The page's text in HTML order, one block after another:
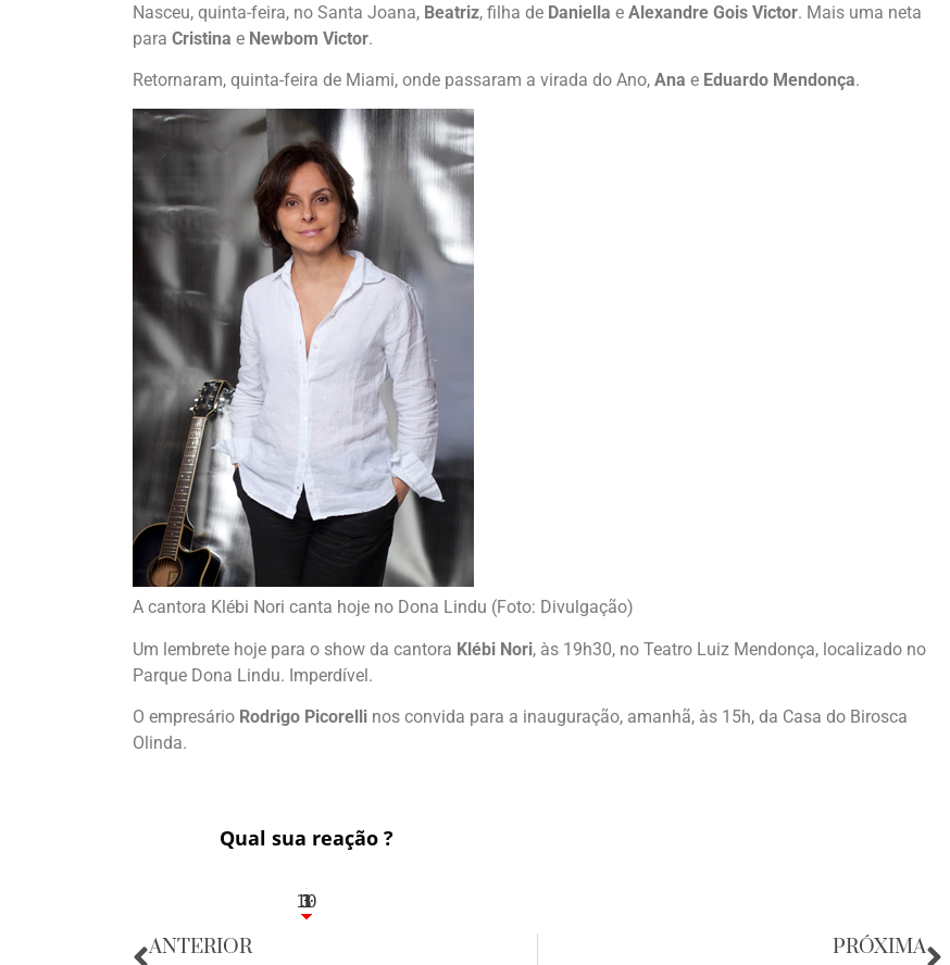
Nasceu, quinta-feira, no Santa Joana, Beatriz, filha de Daniella e Alexandre Gois Victor. Mais uma neta
para Cristina e Newbom Victor.
Retornaram, quinta-feira de Miami, onde passaram a virada do Ano, Ana e Eduardo Mendonça.
A cantora Klébi Nori canta hoje no Dona Lindu (Foto: Divulgação)
Um lembrete hoje para o show da cantora Klébi Nori, às 19h30, no Teatro Luiz Mendonça, localizado no
Parque Dona Lindu. Imperdível.
O empresário Rodrigo Picorelli nos convida para a inauguração, amanhã, às 15h, da Casa do Birosca
Olinda.
Qual sua reação ?
3
1
1
3
10
ANTERIOR PRÓXIMA